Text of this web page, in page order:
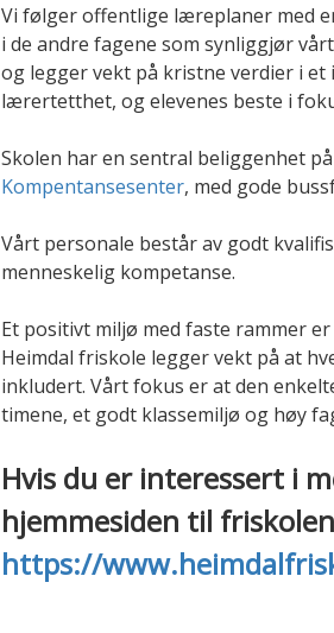
Vi følger offentlige læreplaner med
i de andre fagene som synliggjør
og legger vekt på kristne verdier i et
lærertetthet, og elevenes beste i
Skolen har en sentral beliggenhet
Kompentansesenter, med gode
Vårt personale består av godt
menneskelig kompetanse.
Et positivt miljø med faste rammer
Heimdal friskole legger vekt på at
inkludert. Vårt fokus er at den
timene, et godt klassemiljø og høy
Hvis du er interessert i
hjemmesiden til
https://